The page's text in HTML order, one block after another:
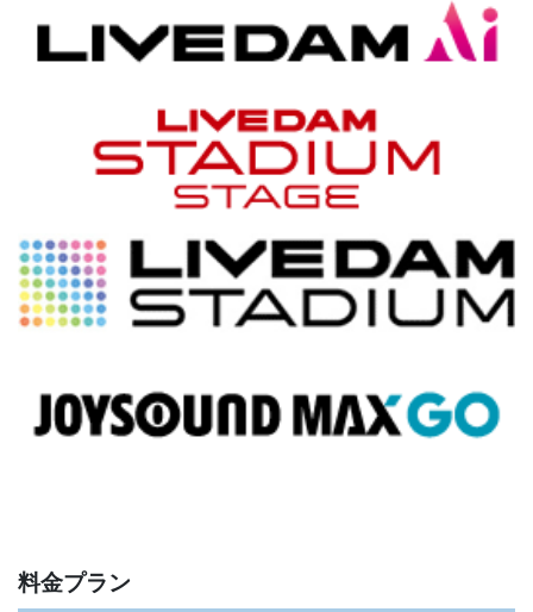
料金プラン